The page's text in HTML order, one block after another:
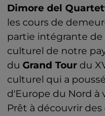
Dimore del
les cours de
partie intégrante
culturel de notre
du Grand Tour du
culturel qui a
d'Europe du Nord à
Prêt à découvrir